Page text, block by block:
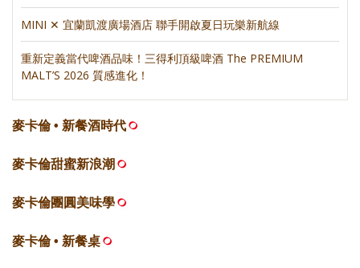
MINI ✕ 宜蘭凱渡廣場酒店 聯手開啟夏日玩樂新航線
重新定義當代啤酒品味！三得利頂級啤酒 The PREMIUM
MALT’S 2026 質感進化！
麥卡倫 • 新餐酒時代
麥卡倫甜蜜新浪潮
麥卡倫團圓美味學
麥卡倫 • 新餐桌